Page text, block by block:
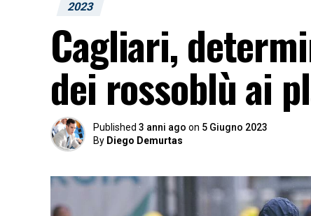
2023
Cagliari,
dei rossoblù ai
Published 3 anni ago on 5 Giugno 2023
By Diego Demurtas